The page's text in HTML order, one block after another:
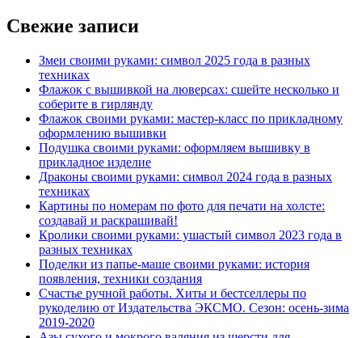
Свежие записи
Змеи своими руками: символ 2025 года в разных
техниках
Флажок с вышивкой на люверсах: сшейте несколько и
соберите в гирлянду
Флажок своими руками: мастер-класс по прикладному
оформлению вышивки
Подушка своими руками: оформляем вышивку в
прикладное изделие
Драконы своими руками: символ 2024 года в разных
техниках
Картины по номерам по фото для печати на холсте:
создавай и раскрашивай!
Кролики своими руками: ушастый символ 2023 года в
разных техниках
Поделки из папье-маше своими руками: история
появления, техники создания
Счастье ручной работы. Хиты и бестселлеры по
рукоделию от Издательства ЭКСМО. Сезон: осень-зима
2019-2020